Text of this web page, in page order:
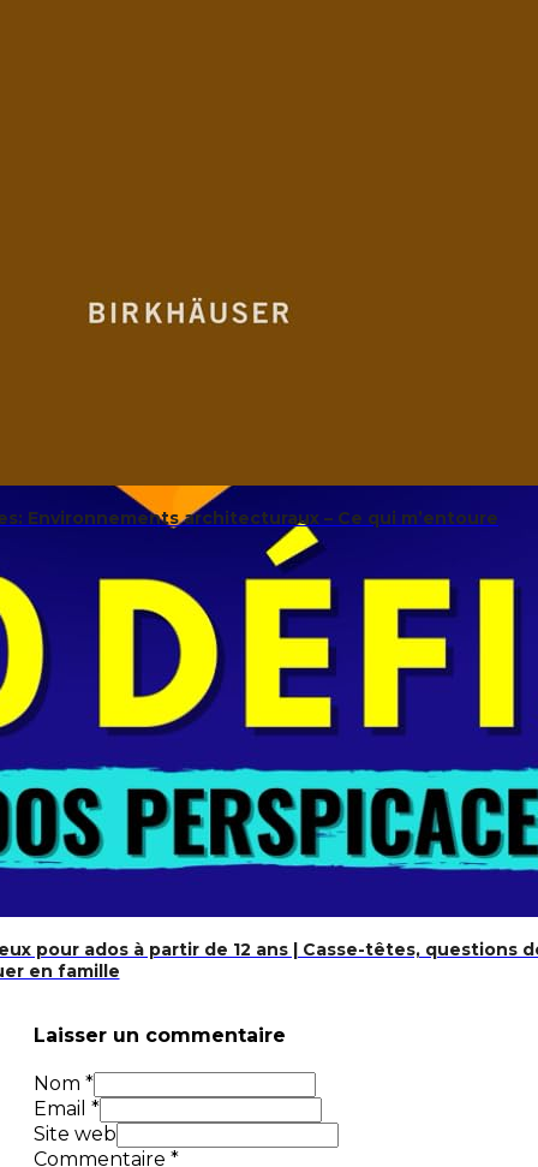
pour ados à partir de 12 ans | Casse-têtes, questions
en famille
Environnements architecturaux – Ce qui m’entoure
Laisser un commentaire
Nom *
Email *
Site web
Commentaire *